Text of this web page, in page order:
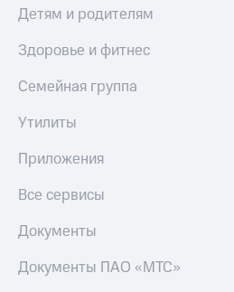
Детям и родителям
Здоровье и фитнес
Семейная группа
Утилиты
Приложения
Все сервисы
Документы
Документы ПАО «МТС»